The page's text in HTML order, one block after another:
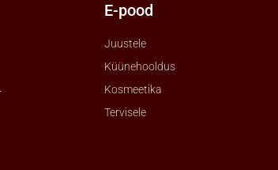
E-pood
Juustele
Küünehooldus
Kosmeetika
Tervisele